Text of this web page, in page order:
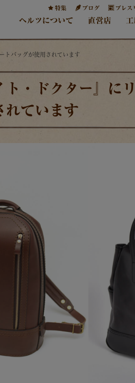
特集 ブログ プレス
ヘルツについて 直営店
トバッグが使用されています
ト・ドクター』に
れています